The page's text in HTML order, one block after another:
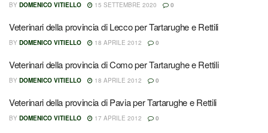
BY DOMENICO VITIELLO 15 SETTEMBRE 2020 0
Veterinari della provincia di Lecco per Tartarughe e Rettili
BY DOMENICO VITIELLO 18 APRILE 2012 0
Veterinari della provincia di Como per Tartarughe e Rettili
BY DOMENICO VITIELLO 18 APRILE 2012 0
Veterinari della provincia di Pavia per Tartarughe e Rettili
BY DOMENICO VITIELLO 17 APRILE 2012 0